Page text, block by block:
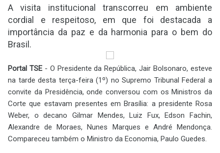
A visita institucional transcorreu em ambiente
cordial e respeitoso, em que foi destacada a
importância da paz e da harmonia para o bem do
Brasil.
Portal TSE- O Presidente da República, Jair Bolsonaro, esteve
na tarde desta terça-feira (1º) no Supremo Tribunal Federal a
convite da Presidência, onde conversou com os Ministros da
Corte que estavam presentes em Brasília: a presidente Rosa
Weber, o decano Gilmar Mendes, Luiz Fux, Edson Fachin,
Alexandre de Moraes, Nunes Marques e André Mendonça.
Compareceu também o Ministro da Economia, Paulo Guedes.